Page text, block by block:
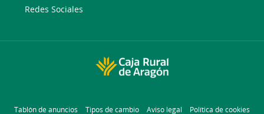
Redes Sociales
Tablón de anuncios Tipos de cambio Aviso legal Política de cookies